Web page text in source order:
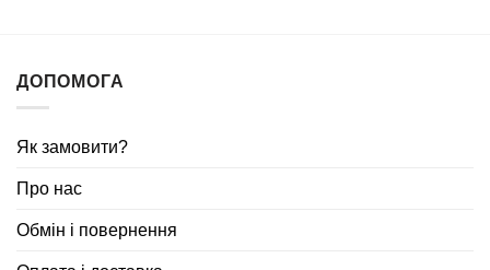
ДОПОМОГА
Як замовити?
Про нас
Обмін і повернення